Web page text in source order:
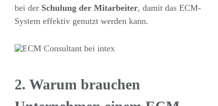
bei der Schulung der Mitarbeiter, damit das ECM-
System effektiv genutzt werden kann.
2. Warum brauchen